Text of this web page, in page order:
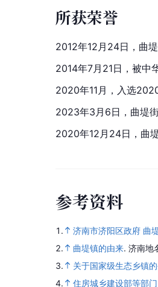
所获荣誉
2012年12月24日，曲
2014年7月21日，被中
2020年11月，入选
2023年3月6日，曲堤
2020年12月24日，曲
参考资料
1.
济南市济阳区政府 曲
2.
曲堤镇的由来. 济南地
3.
关于国家级生态乡镇
4.
住房城乡建设部等部